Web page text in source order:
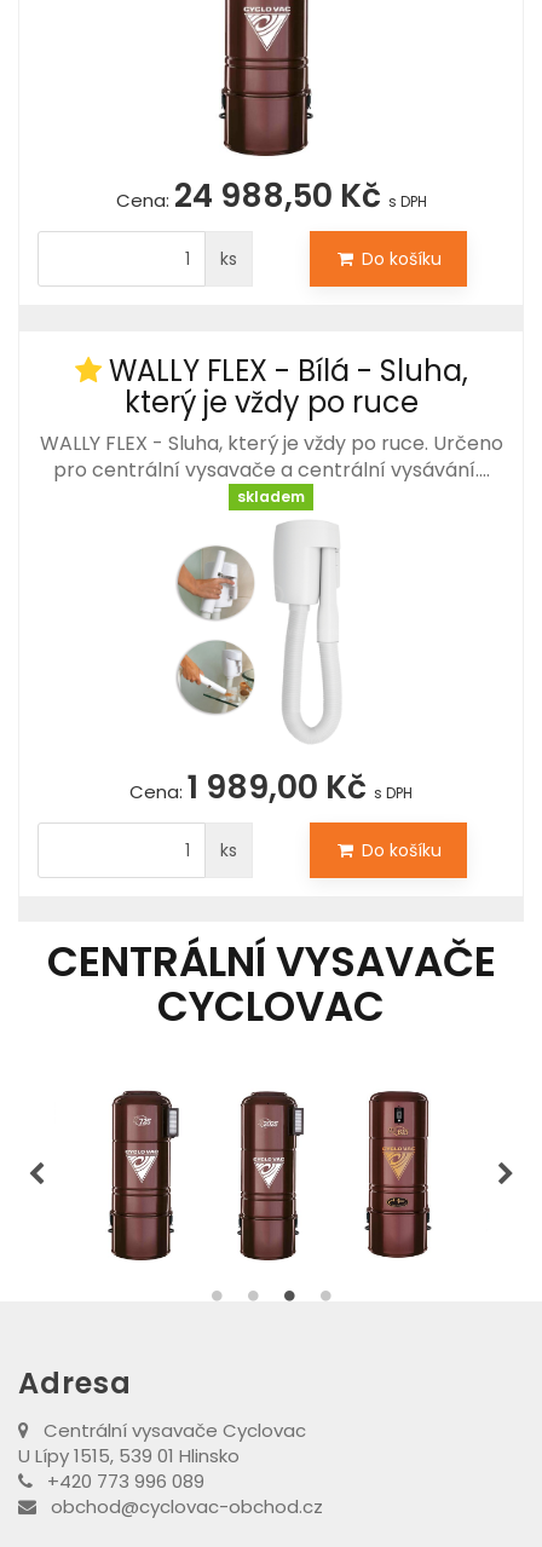
Cena: 24 988,50 Kč s DPH
ks Do košíku
WALLY FLEX - Bílá - Sluha,
který je vždy po ruce
WALLY FLEX - Sluha, který je vždy po ruce. Určeno
pro centrální vysavače a centrální vysávání.…
skladem
Cena: 1 989,00 Kč s DPH
ks Do košíku
CENTRÁLNÍ VYSAVAČE
CYCLOVAC
Adresa
Centrální vysavače Cyclovac
U Lípy 1515, 539 01 Hlinsko
+420 773 996 089
obchod@cyclovac-obchod.cz